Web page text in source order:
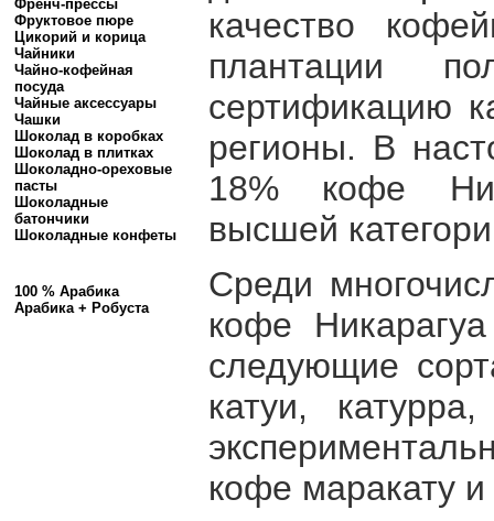
Френч-прессы
Фруктовое пюре
Цикорий и корица
Чайники
Чайно-кофейная
посуда
Чайные аксессуары
Чашки
Шоколад в коробках
Шоколад в плитках
Шоколадно-ореховые
пасты
Шоколадные
батончики
Шоколадные конфеты
100 % Арабика
Арабика + Робуста
качество
плантации
сертификацию
регионы. В
18% кофе
высшей
Среди
кофе
следующие
катуи,
кофе маракату и